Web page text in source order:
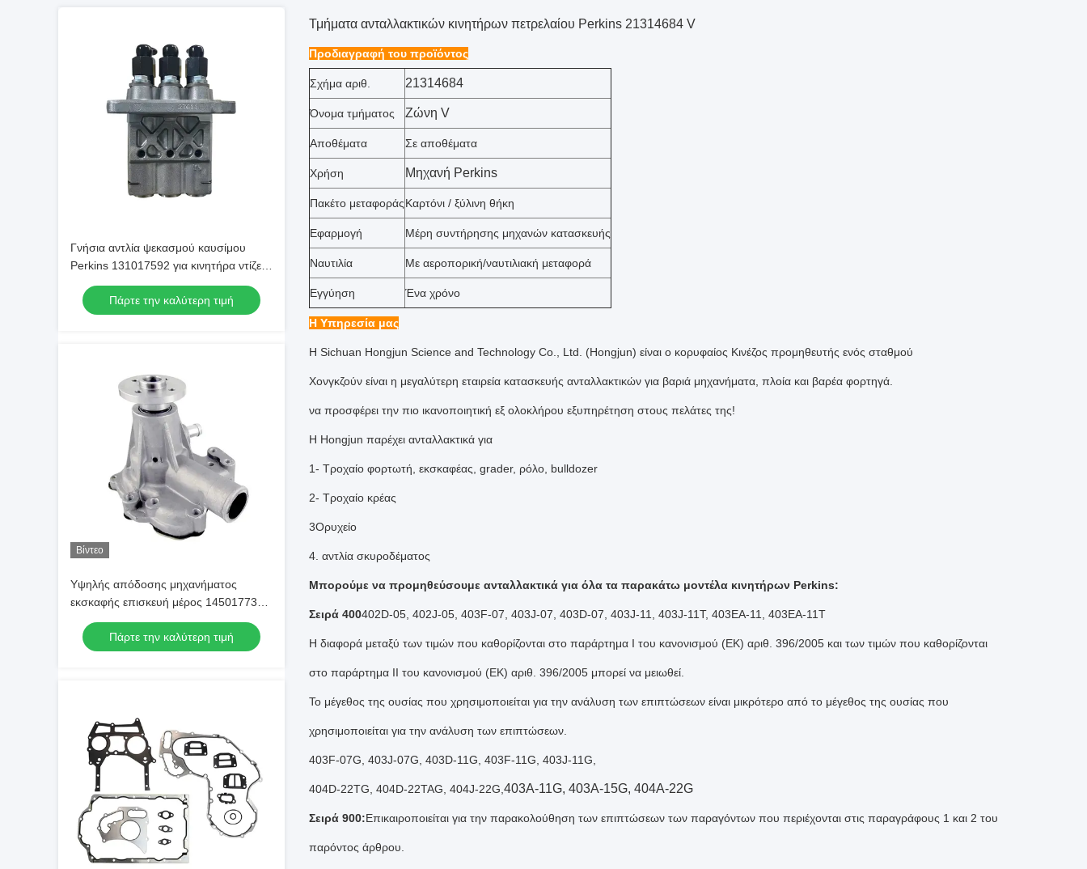
Γνήσια αντλία ψεκασμού καυσίμου
Perkins 131017592 για κινητήρα ντίζελ
403D
Πάρτε την καλύτερη τιμή
Βίντεο
Υψηλής απόδοσης μηχανήματος
εκσκαφής επισκευή μέρος 145017730
αντλία νερού για εκσκαφέα Perkins
Πάρτε την καλύτερη τιμή
Τμήματα ανταλλακτικών κινητήρων πετρελαίου Perkins 21314684 V
Προδιαγραφή του προϊόντος
Σχήμα αριθ. 21314684
Όνομα τμήματος Ζώνη V
Αποθέματα Σε αποθέματα
Χρήση Μηχανή Perkins
Πακέτο μεταφοράςΚαρτόνι / ξύλινη θήκη
Εφαρμογή Μέρη συντήρησης μηχανών κατασκευής
Ναυτιλία Με αεροπορική/ναυτιλιακή μεταφορά
Εγγύηση Ένα χρόνο
Η Υπηρεσία μας
Η Sichuan Hongjun Science and Technology Co., Ltd. (Hongjun) είναι ο κορυφαίος Κινέζος προμηθευτής ενός σταθμού
Χονγκζούν είναι η μεγαλύτερη εταιρεία κατασκευής ανταλλακτικών για βαριά μηχανήματα, πλοία και βαρέα φορτηγά.
να προσφέρει την πιο ικανοποιητική εξ ολοκλήρου εξυπηρέτηση στους πελάτες της!
Η Hongjun παρέχει ανταλλακτικά για
1- Τροχαίο φορτωτή, εκσκαφέας, grader, ρόλο, bulldozer
2- Τροχαίο κρέας
3Ορυχείο
4. αντλία σκυροδέματος
Μπορούμε να προμηθεύσουμε ανταλλακτικά για όλα τα παρακάτω μοντέλα κινητήρων Perkins:
Σειρά 400402D-05, 402J-05, 403F-07, 403J-07, 403D-07, 403J-11, 403J-11T, 403EA-11, 403EA-11T
Η διαφορά μεταξύ των τιμών που καθορίζονται στο παράρτημα I του κανονισμού (ΕΚ) αριθ. 396/2005 και των τιμών που καθορίζονται
στο παράρτημα II του κανονισμού (ΕΚ) αριθ. 396/2005 μπορεί να μειωθεί.
Το μέγεθος της ουσίας που χρησιμοποιείται για την ανάλυση των επιπτώσεων είναι μικρότερο από το μέγεθος της ουσίας που
χρησιμοποιείται για την ανάλυση των επιπτώσεων.
403F-07G, 403J-07G, 403D-11G, 403F-11G, 403J-11G,
404D-22TG, 404D-22TAG, 404J-22G, 403A-11G, 403A-15G, 404A-22G
Σειρά 900:Επικαιροποιείται για την παρακολούθηση των επιπτώσεων των παραγόντων που περιέχονται στις παραγράφους 1 και 2 του
παρόντος άρθρου.